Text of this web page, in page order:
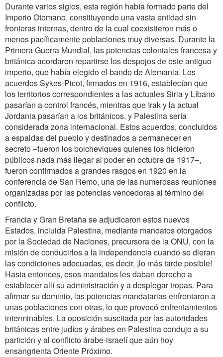
Durante varios siglos, esta región había formado parte del
Imperio Otomano, constituyendo una vasta entidad sin
fronteras internas, dentro de la cual coexistieron más o
menos pacíficamente poblaciones muy diversas. Durante la
Primera Guerra Mundial, las potencias coloniales francesa y
británica acordaron repartirse los despojos de este antiguo
imperio, que había elegido el bando de Alemania. Los
acuerdos Sykes-Picot, firmados en 1916, establecían que
los territorios correspondientes a las actuales Siria y Líbano
pasarían a control francés, mientras que Irak y la actual
Jordania pasarían a los británicos, y Palestina sería
considerada zona internacional. Estos acuerdos, concluidos
a espaldas del pueblo y destinados a permanecer en
secreto–fueron los bolcheviques quienes los hicieron
públicos nada más llegar al poder en octubre de 1917–,
fueron confirmados a grandes rasgos en 1920 en la
conferencia de San Remo, una de las numerosas reuniones
organizadas por las potencias vencedoras al término del
conflicto.
Francia y Gran Bretaña se adjudicaron estos nuevos
Estados, incluida Palestina, mediante mandatos otorgados
por la Sociedad de Naciones, precursora de la ONU, con la
misión de conducirlos a la independencia cuando se dieran
las condiciones adecuadas, es decir, ¡lo más tarde posible!
Hasta entonces, esos mandatos les daban derecho a
establecer allí su administración y a desplegar tropas. Para
afirmar su dominio, las potencias mandatarias enfrentaron a
unas poblaciones con otras, lo que provocó enfrentamientos
interminables. La oposición suscitada por las autoridades
británicas entre judíos y árabes en Palestina condujo a su
partición y al conflicto árabe-israelí que aún hoy
ensangrienta Oriente Próximo.